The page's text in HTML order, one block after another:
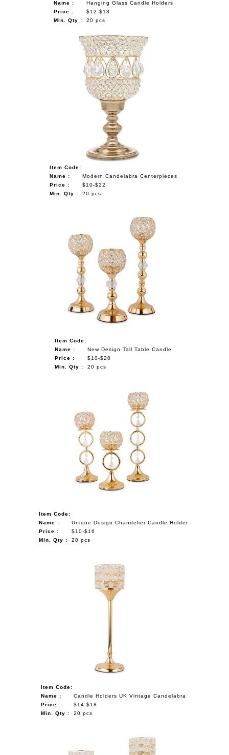
Name :
Hanging Glass Candle Holders
Price :
$12-$18
Min. Qty :
20 pcs
Item Code:
Name :
Modern Candelabra Centerpieces
Price :
$10-$22
Min. Qty :
20 pcs
Item Code:
Name :
New Design Tall Table Candle
Price :
$10-$20
Min. Qty :
20 pcs
Item Code:
Name :
Unique Design Chandelier Candle Holder
Price :
$10-$16
Min. Qty :
20 pcs
Item Code:
Name :
Candle Holders UK Vintage Candelabra
Price :
$14-$18
Min. Qty :
20 pcs